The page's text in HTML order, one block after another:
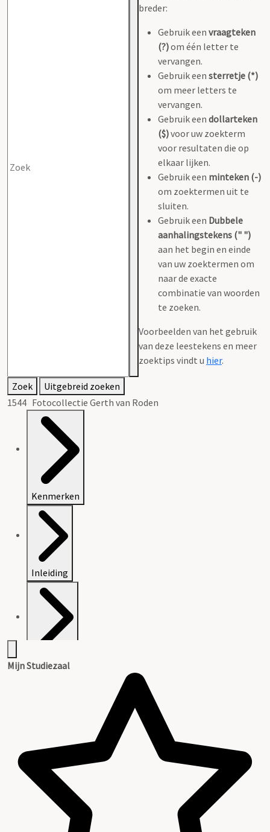
breder:
Gebruik een vraagteken
(?)om één letter te
vervangen.
Gebruik een sterretje (*)
om meer letters te
vervangen.
Gebruik een dollarteken
($)voor uw zoekterm
voor resultaten die op
elkaar lijken.
Gebruik een minteken (-)
om zoektermen uit te
sluiten.
Gebruik een Dubbele
aanhalingstekens (" ")
aan het begin en einde
van uw zoektermen om
naar de exacte
combinatie van woorden
te zoeken.
Voorbeelden van het gebruik
van deze leestekens en meer
zoektips vindt u hier.
Zoek
Uitgebreid zoeken
1544 Fotocollectie Gerth van Roden
Kenmerken
Inleiding
Mijn Studiezaal